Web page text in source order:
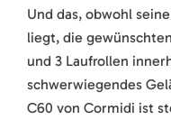
Und das, obwohl
liegt, die
und 3 Laufrollen
schwerwiegendes
C60 von Cormidi ist